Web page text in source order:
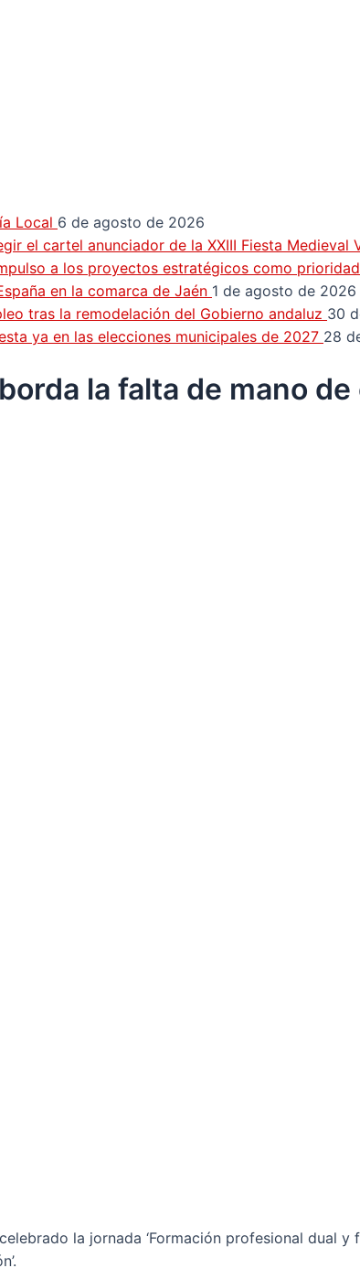
Local 6 de agosto de 2026
el cartel anunciador de la XXIII Fiesta Medieval
a los proyectos estratégicos como prioridad
en la comarca de Jaén 1 de agosto de 2026
tras la remodelación del Gobierno andaluz 30
ya en las elecciones municipales de 2027 28
la falta de mano
la jornada ‘Formación profesional dual